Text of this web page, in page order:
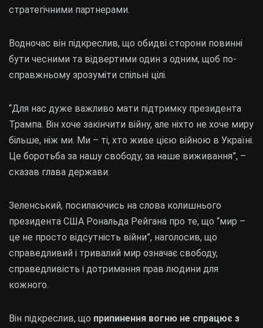
стратегічними партнерами.
Водночас він підкреслив, що обидві сторони повинні
бути чесними та відвертими один з одним, щоб по-
справжньому зрозуміти спільні цілі.
“Для нас дуже важливо мати підтримку президента
Трампа. Він хоче закінчити війну, але ніхто не хоче миру
більше, ніж ми. Ми – ті, хто живе цією війною в Україні.
Це боротьба за нашу свободу, за наше виживання”, –
сказав глава держави.
Зеленський, посилаючись на слова колишнього
президента США Рональда Рейгана про те, що “мир –
це не просто відсутність війни”, наголосив, що
справедливий і тривалий мир означає свободу,
справедливість і дотримання прав людини для
кожного.
Він підкреслив, що припинення вогню не спрацює з